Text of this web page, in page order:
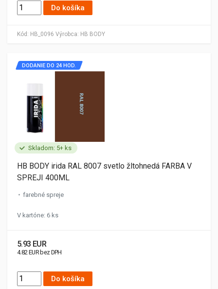
Kód: HB_0096 Výrobca: HB BODY
Do košíka
Skladom: 5+ ks
DODANIE DO 24 HOD.
HB BODY irida RAL 8007 svetlo žltohnedá FARBA V
SPREJI 400ML
farebné spreje
V kartóne: 6 ks
5.93 EUR
4.82 EUR bez DPH
Do košíka